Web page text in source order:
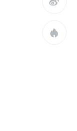
